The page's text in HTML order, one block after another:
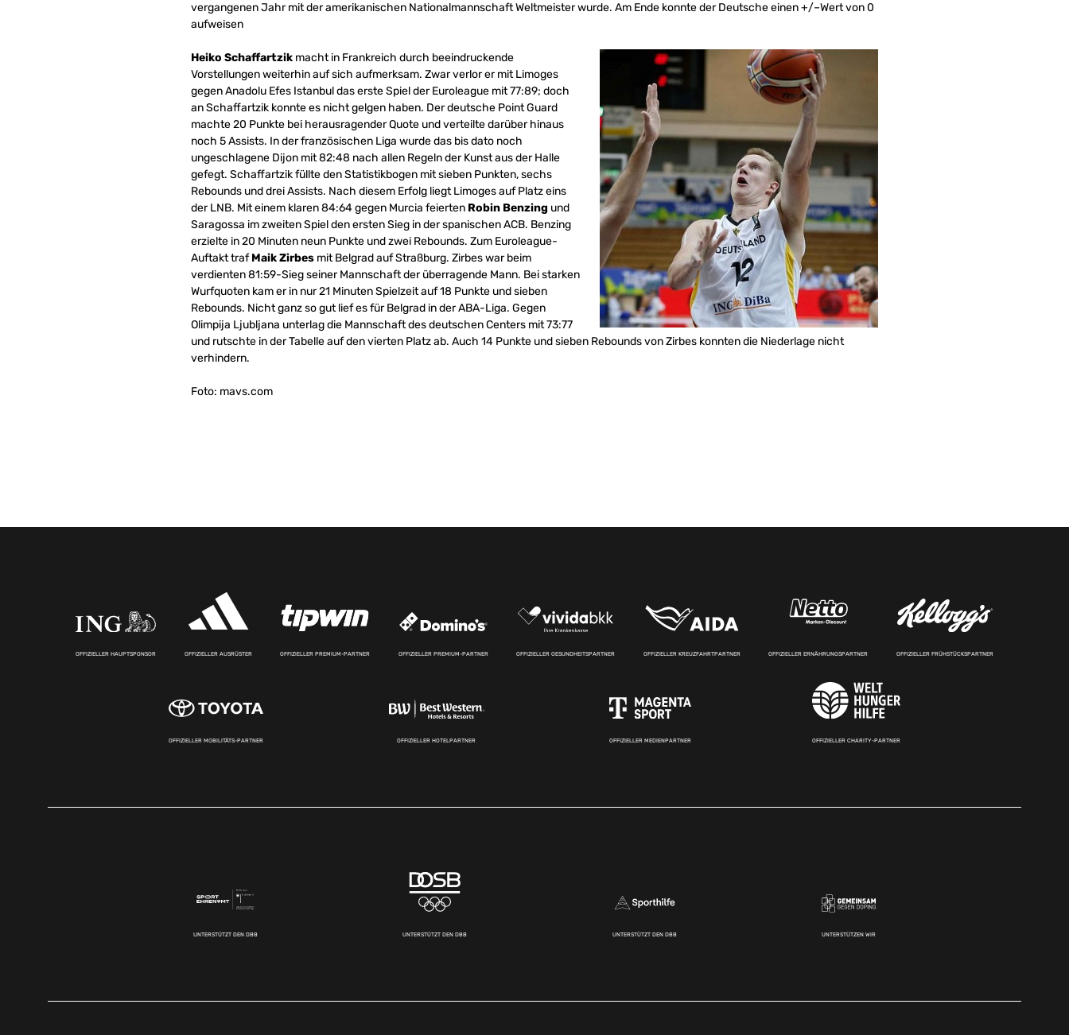
vergangenen Jahr mit der amerikanischen Nationalmannschaft Weltmeister wurde. Am Ende konnte der Deutsche einen +/–Wert von 0
aufweisen
Heiko Schaffartzik macht in Frankreich durch beeindruckende
Vorstellungen weiterhin auf sich aufmerksam. Zwar verlor er mit Limoges
gegen Anadolu Efes Istanbul das erste Spiel der Euroleague mit 77:89; doch
an Schaffartzik konnte es nicht gelgen haben. Der deutsche Point Guard
machte 20 Punkte bei herausragender Quote und verteilte darüber hinaus
noch 5 Assists. In der französischen Liga wurde das bis dato noch
ungeschlagene Dijon mit 82:48 nach allen Regeln der Kunst aus der Halle
gefegt. Schaffartzik füllte den Statistikbogen mit sieben Punkten, sechs
Rebounds und drei Assists. Nach diesem Erfolg liegt Limoges auf Platz eins
der LNB. Mit einem klaren 84:64 gegen Murcia feierten Robin Benzing und
Saragossa im zweiten Spiel den ersten Sieg in der spanischen ACB. Benzing
erzielte in 20 Minuten neun Punkte und zwei Rebounds. Zum Euroleague-
Auftakt trafMaik Zirbes mit Belgrad auf Straßburg. Zirbes war beim
verdienten 81:59-Sieg seiner Mannschaft der überragende Mann. Bei starken
Wurfquoten kam er in nur 21 Minuten Spielzeit auf 18 Punkte und sieben
Rebounds. Nicht ganz so gut lief es für Belgrad in der ABA-Liga. Gegen
Olimpija Ljubljana unterlag die Mannschaft des deutschen Centers mit 73:77
und rutschte in der Tabelle auf den vierten Platz ab. Auch 14 Punkte und sieben Rebounds von Zirbes konnten die Niederlage nicht
verhindern.
Foto: mavs.com
OFFIZIELLER HAUPTSPONSOR OFFIZIELLER AUSRÜSTER OFFIZIELLER PREMIUM-PARTNER OFFIZIELLER PREMIUM-PARTNER OFFIZIELLER GESUNDHEITSPARTNER OFFIZIELLER KREUZFAHRTPARTNER OFFIZIELLER ERNÄHRUNGSPARTNER OFFIZIELLER FRÜHSTÜCKSPARTNER
OFFIZIELLER MOBILITÄTS-PARTNER OFFIZIELLER HOTELPARTNER OFFIZIELLER MEDIENPARTNER OFFIZIELLER CHARITY-PARTNER
UNTERSTÜTZT DEN DBB UNTERSTÜTZT DEN DBB UNTERSTÜTZT DEN DBB UNTERSTÜTZEN WIR